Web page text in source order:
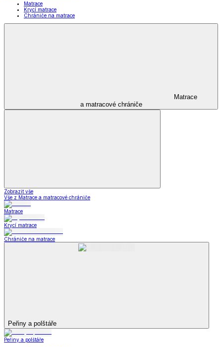
Matrace
Krycí matrace
Chrániče na matrace
Matrace
a matracové chrániče
Zobrazit vše
Vše z Matrace a matracové chrániče
Matrace
Krycí matrace
Chrániče na matrace
Peřiny a polštáře
Peřiny a polštáře